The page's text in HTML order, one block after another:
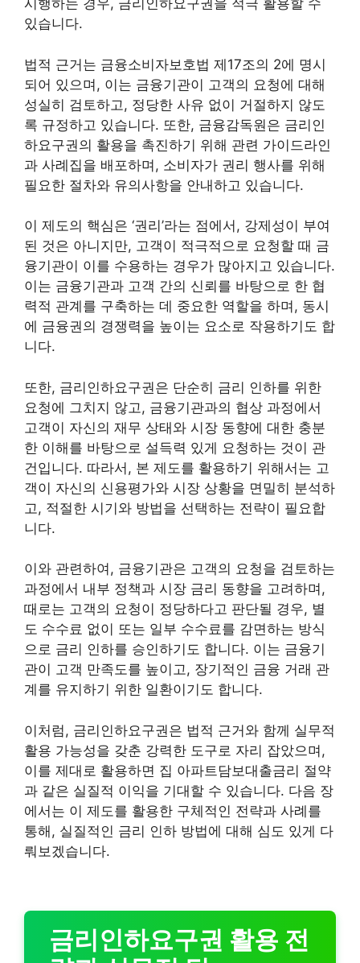
시행하는 경우, 금리인하요구권을 적극 활용할 수
있습니다.
법적 근거는 금융소비자보호법 제17조의 2에 명시
되어 있으며, 이는 금융기관이 고객의 요청에 대해
성실히 검토하고, 정당한 사유 없이 거절하지 않도
록 규정하고 있습니다. 또한, 금융감독원은 금리인
하요구권의 활용을 촉진하기 위해 관련 가이드라인
과 사례집을 배포하며, 소비자가 권리 행사를 위해
필요한 절차와 유의사항을 안내하고 있습니다.
이 제도의 핵심은 ‘권리’라는 점에서, 강제성이 부여
된 것은 아니지만, 고객이 적극적으로 요청할 때 금
융기관이 이를 수용하는 경우가 많아지고 있습니다.
이는 금융기관과 고객 간의 신뢰를 바탕으로 한 협
력적 관계를 구축하는 데 중요한 역할을 하며, 동시
에 금융권의 경쟁력을 높이는 요소로 작용하기도 합
니다.
또한, 금리인하요구권은 단순히 금리 인하를 위한
요청에 그치지 않고, 금융기관과의 협상 과정에서
고객이 자신의 재무 상태와 시장 동향에 대한 충분
한 이해를 바탕으로 설득력 있게 요청하는 것이 관
건입니다. 따라서, 본 제도를 활용하기 위해서는 고
객이 자신의 신용평가와 시장 상황을 면밀히 분석하
고, 적절한 시기와 방법을 선택하는 전략이 필요합
니다.
이와 관련하여, 금융기관은 고객의 요청을 검토하는
과정에서 내부 정책과 시장 금리 동향을 고려하며,
때로는 고객의 요청이 정당하다고 판단될 경우, 별
도 수수료 없이 또는 일부 수수료를 감면하는 방식
으로 금리 인하를 승인하기도 합니다. 이는 금융기
관이 고객 만족도를 높이고, 장기적인 금융 거래 관
계를 유지하기 위한 일환이기도 합니다.
이처럼, 금리인하요구권은 법적 근거와 함께 실무적
활용 가능성을 갖춘 강력한 도구로 자리 잡았으며,
이를 제대로 활용하면 집 아파트담보대출금리 절약
과 같은 실질적 이익을 기대할 수 있습니다. 다음 장
에서는 이 제도를 활용한 구체적인 전략과 사례를
통해, 실질적인 금리 인하 방법에 대해 심도 있게 다
뤄보겠습니다.
금리인하요구권 활용 전